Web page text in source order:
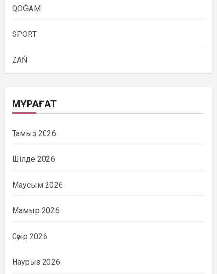
QOǴAM
SPORT
ZAŃ
МҰРАҒАТ
Тамыз 2026
Шілде 2026
Маусым 2026
Мамыр 2026
Сәуір 2026
Наурыз 2026